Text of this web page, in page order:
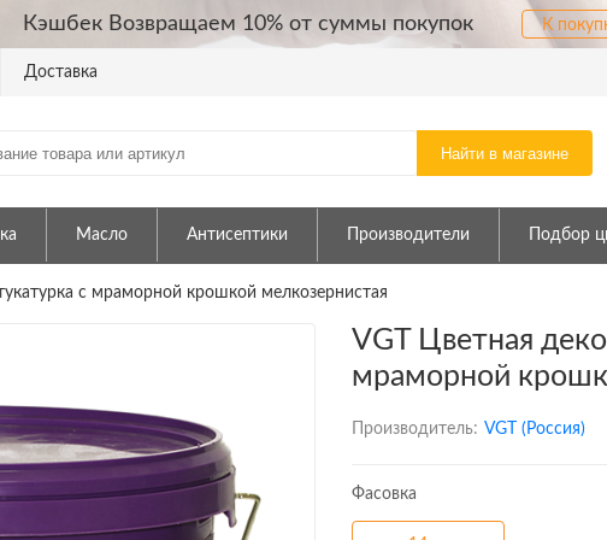
Кэшбек Возвращаем 10% от суммы покупок К
Доставка
Найти в магазине
Масло Антисептики Производители Подбор
с мраморной крошкой мелкозернистая
VGT Цветная
мраморной
Производитель: VGT (Россия)
Фасовка